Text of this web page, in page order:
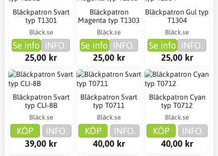
Bläckpatron Svart
typ T1301
Bläck.se
Se info INFO.
25,00 kr
Bläckpatron
Magenta typ T1303
Bläck.se
Se info INFO.
25,00 kr
Bläckpatron Gul typ
T1304
Bläck.se
Se info INFO.
25,00 kr
Bläckpatron Svart
typ CLI-8B
Bläck.se
KÖP
INFO.
39,00 kr
Bläckpatron Svart
typ T0711
Bläck.se
KÖP
INFO.
40,00 kr
Bläckpatron Cyan
typ T0712
Bläck.se
KÖP
INFO.
40,00 kr